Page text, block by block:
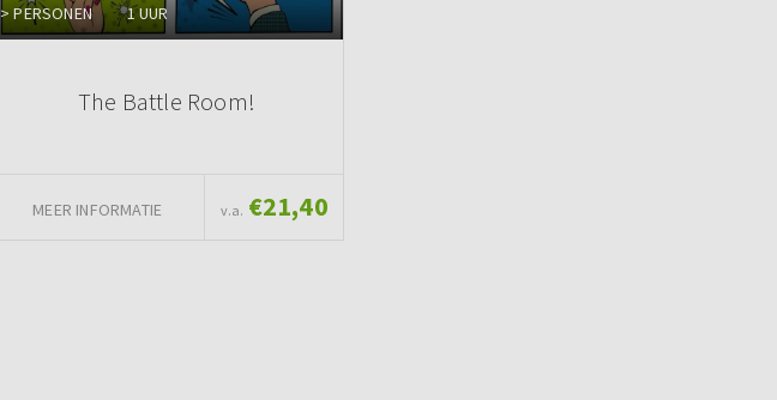
> PERSONEN 1 UUR
The Battle Room!
MEER INFORMATIE v.a. €21,40